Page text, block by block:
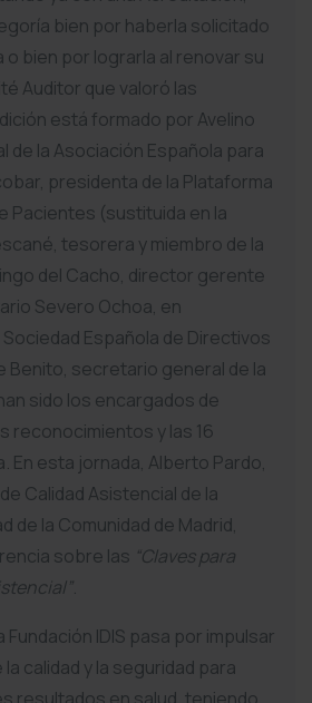
bien por haberla solicitado
bien por lograrla al renovar su
Auditor que valoró las
está formado por Avelino
de la Asociación Española para
presidenta de la Plataforma
Pacientes (sustituida en la
tesorera y miembro de la
del Cacho, director gerente
Severo Ochoa, en
Española de Directivos
Benito, secretario general de la
sido los encargados de
reconocimientos y las 16
En esta jornada, Alberto Pardo,
Calidad Asistencial de la
de la Comunidad de Madrid,
sobre las “Claves para
.
IDIS pasa por impulsar
calidad y la seguridad para